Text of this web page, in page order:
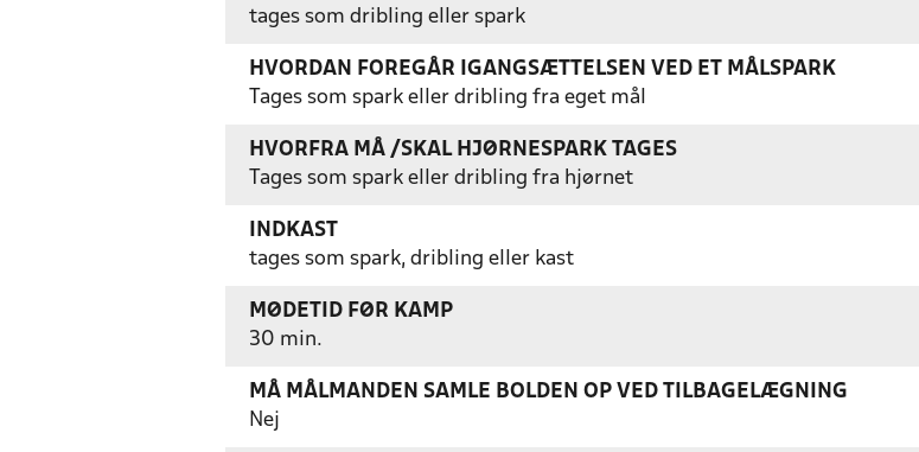
tages som dribling eller spark
HVORDAN FOREGÅR IGANGSÆTTELSEN VED ET MÅLSPARK
Tages som spark eller dribling fra eget mål
HVORFRA MÅ /SKAL HJØRNESPARK TAGES
Tages som spark eller dribling fra hjørnet
INDKAST
tages som spark, dribling eller kast
MØDETID FØR KAMP
30 min.
MÅ MÅLMANDEN SAMLE BOLDEN OP VED TILBAGELÆGNING
Nej